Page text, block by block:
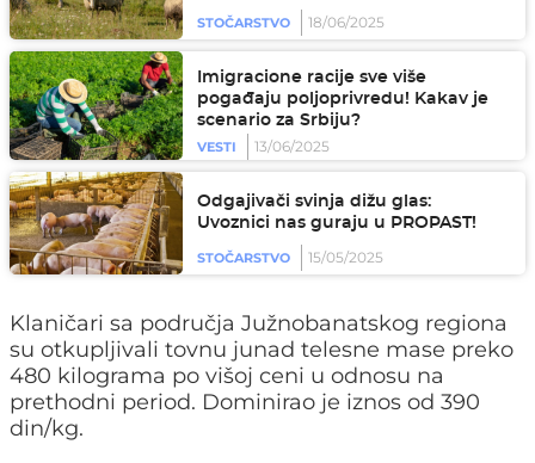
STOČARSTVO 18/06/2025
Imigracione racije sve više
pogađaju poljoprivredu! Kakav je
scenario za Srbiju?
VESTI
13/06/2025
Odgajivači svinja dižu glas:
Uvoznici nas guraju u PROPAST!
STOČARSTVO 15/05/2025
Klaničari sa područja Južnobanatskog regiona
su otkupljivali tovnu junad telesne mase preko
480 kilograma po višoj ceni u odnosu na
prethodni period. Dominirao je iznos od 390
din/kg.